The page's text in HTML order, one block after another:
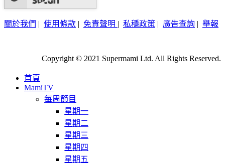
關於我們 | 使用條款 | 免責聲明 | 私穩政策 | 廣告查詢 | 舉報
Copyright © 2021 Supermami Ltd. All Rights Reserved.
首頁
MamiTV
每周節目
星期一
星期二
星期三
星期四
星期五